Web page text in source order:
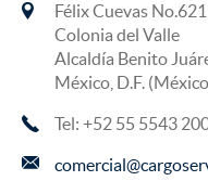
Félix Cuevas
Colonia del Valle
Alcaldía Benito
México, D.F.
Tel: +52 55 5543